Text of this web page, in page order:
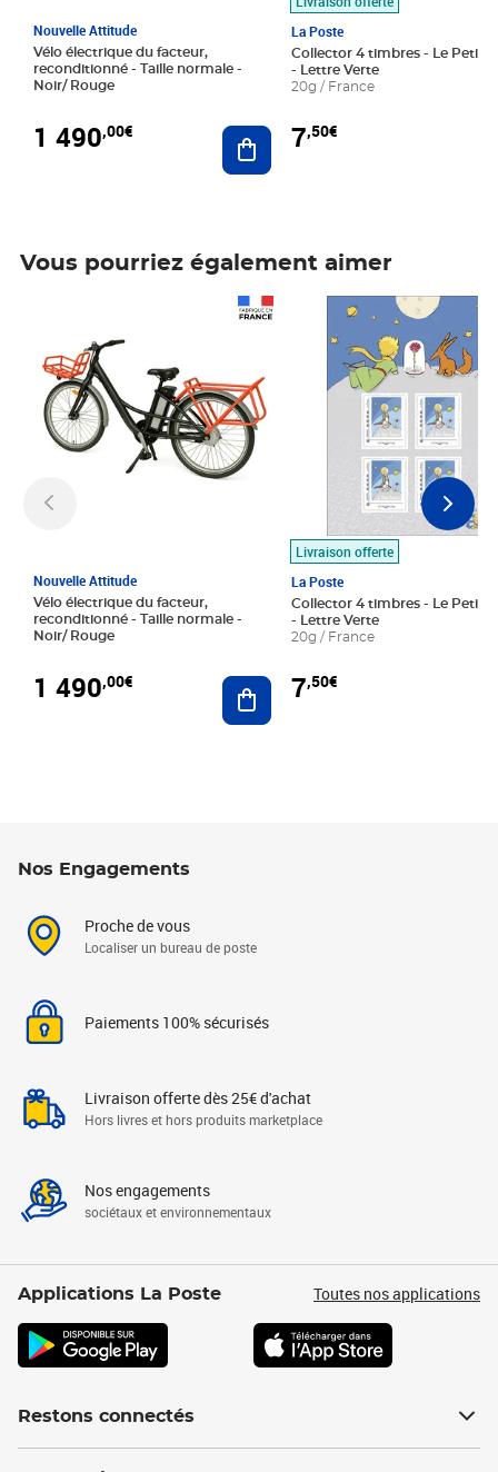
Nouvelle Attitude
Vélo électrique du facteur,
reconditionné - Taille normale -
Noir/ Rouge
1 490,00€ Ajouter au panier
La Poste
Collector 4 timbres - Le Petit
- Lettre Verte
20g / France
7,50€
Vous pourriez également aimer
Nouvelle Attitude
Vélo électrique du facteur,
reconditionné - Taille normale -
Noir/ Rouge
1 490,00€ Ajouter au panier
Livraison offerte
La Poste
Collector 4 timbres - Le Petit
- Lettre Verte
20g / France
7,50€
Prix 7,50€
Nos Engagements
Proche de vous
Localiser un bureau de poste
Paiements 100% sécurisés
Livraison offerte dès 25€ d'achat
Hors livres et hors produits marketplace
Nos engagements
sociétaux et environnementaux
Applications La Poste Toutes nos applications
Restons connectés